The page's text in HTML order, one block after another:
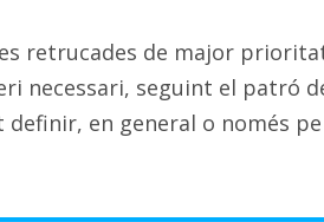
retrucades de major
necessari, seguint el patró
en general o només